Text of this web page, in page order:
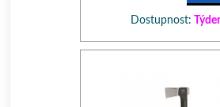
Dostupnost: